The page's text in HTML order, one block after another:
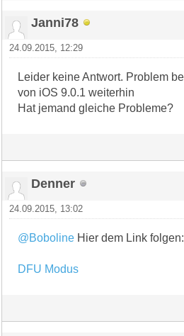
Janni78
24.09.2015, 12:29
Leider keine Antwort. Problem
von iOS 9.0.1 weiterhin
Hat jemand gleiche Probleme?
Denner
24.09.2015, 13:02
@Boboline Hier dem Link folgen:
DFU Modus